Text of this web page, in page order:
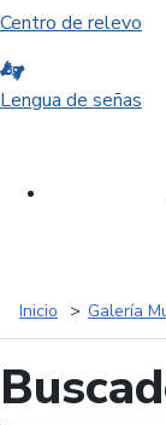
Centro de relevo
Lengua de señas
Inicio Galería